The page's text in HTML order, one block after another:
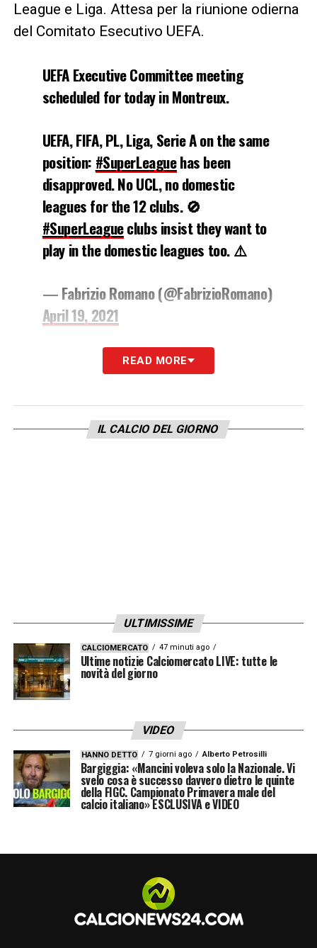
League e Liga. Attesa per la riunione odierna
del Comitato Esecutivo UEFA.
UEFA Executive Committee meeting
scheduled for today in Montreux.
UEFA, FIFA, PL, Liga, Serie A on the same
position: #SuperLeaguehas been
disapproved. No UCL, no domestic
leagues for the 12 clubs. 🚫
#SuperLeagueclubs insist they want to
play in the domestic leagues too. ⚠️
— Fabrizio Romano (@FabrizioRomano)
April 19, 2021
LA PLAYLIST DELLE NOSTRE TOP NEWS
READ MORE
IL CALCIO DEL GIORNO
ULTIMISSIME
CALCIOMERCATO 47 minuti ago
Ultime notizie Calciomercato LIVE: tutte le
novità del giorno
VIDEO
HANNO DETTO 7 giorni ago Alberto Petrosilli
Bargiggia: «Mancini voleva solo la Nazionale. Vi
svelo cosa è successo davvero dietro le quinte
della FIGC. Campionato Primavera male del
calcio italiano» ESCLUSIVA e VIDEO